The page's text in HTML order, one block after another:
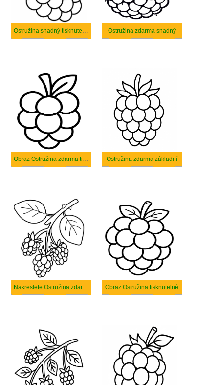
Ostružina snadný tisknutelné Ostružina zdarma snadný
Obraz Ostružina zdarma tisknutelné Ostružina zdarma základní
Nakreslete Ostružina zdarma základní tisknutelné Obraz Ostružina tisknutelné